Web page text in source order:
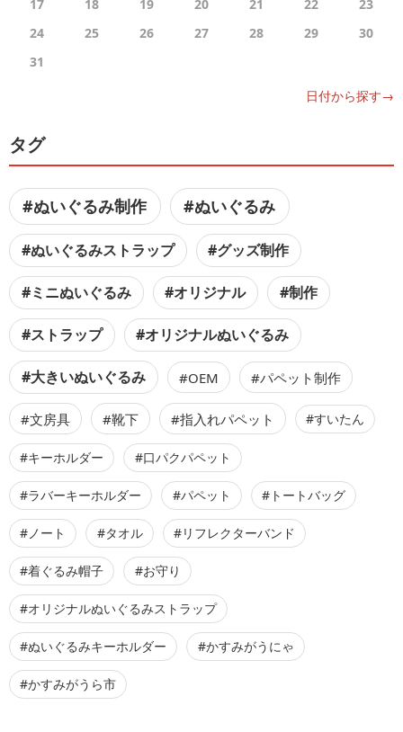
17 18 19 20 21 22
23
24
25 26 27 28 29
30
31
日付から探す→
タグ
#ぬいぐるみ制作 #ぬいぐるみ
#ぬいぐるみストラップ #グッズ制作
#ミニぬいぐるみ #オリジナル #制作
#ストラップ #オリジナルぬいぐるみ
#大きいぬいぐるみ #OEM #パペット制作
#文房具 #靴下 #指入れパペット #すいたん
#キーホルダー #口パクパペット
#ラバーキーホルダー #パペット #トートバッグ
#ノート #タオル #リフレクターバンド
#着ぐるみ帽子 #お守り
#オリジナルぬいぐるみストラップ
#ぬいぐるみキーホルダー #かすみがうにゃ
#かすみがうら市